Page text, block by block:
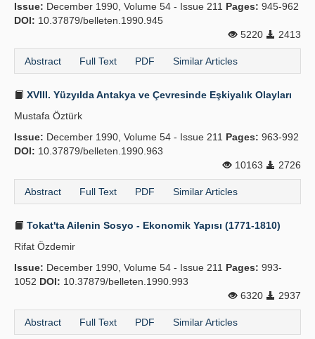
Issue: December 1990, Volume 54 - Issue 211 Pages: 945-962
DOI: 10.37879/belleten.1990.945
5220
2413
Abstract Full Text PDF Similar Articles
XVIII. Yüzyılda Antakya ve Çevresinde Eşkiyalık Olayları
Mustafa Öztürk
Issue: December 1990, Volume 54 - Issue 211 Pages: 963-992
DOI: 10.37879/belleten.1990.963
10163
2726
Abstract Full Text PDF Similar Articles
Tokat'ta Ailenin Sosyo - Ekonomik Yapısı (1771-1810)
Rifat Özdemir
Issue: December 1990, Volume 54 - Issue 211 Pages: 993-
1052 DOI: 10.37879/belleten.1990.993
6320
2937
Abstract Full Text PDF Similar Articles